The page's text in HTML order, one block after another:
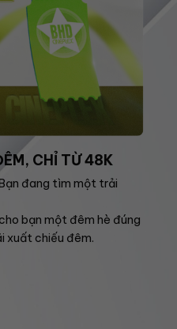
CHỈ TỪ 48K
đang tìm một trải
bạn một đêm hè đúng
xuất chiếu đêm.